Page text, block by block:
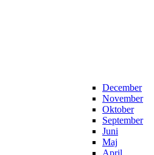
December
November
Oktober
September
Juni
Maj
April